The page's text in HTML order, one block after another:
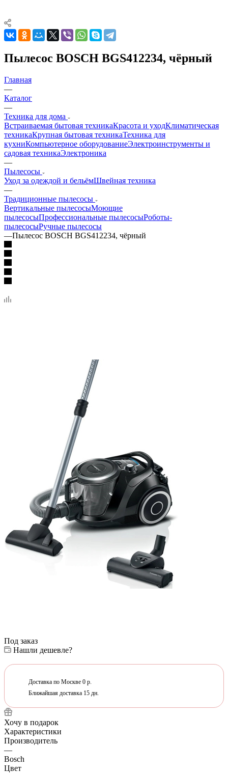
Пылесос BOSCH BGS412234, чёрный
Главная
—
Каталог
—
Техника для дома
Встраиваемая бытовая техникаКрасота и уходКлиматическая
техникаКрупная бытовая техникаТехника для
кухниКомпьютерное оборудованиеЭлектроинструменты и
садовая техникаЭлектроника
—
Пылесосы
Уход за одеждой и бельёмШвейная техника
—
Традиционные пылесосы
Вертикальные пылесосыМоющие
пылесосыПрофессиональные пылесосыРоботы-
пылесосыРучные пылесосы
—Пылесос BOSCH BGS412234, чёрный
Под заказ
Нашли дешевле?
Доставка по Москве 0 р.
Ближайшая доставка 15 дн.
Хочу в подарок
Характеристики
Производитель
—
Bosch
Цвет